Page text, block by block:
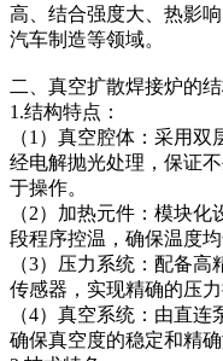
高、结合强度大、热影
汽车制造等领域。
二、真空扩散焊接炉的
1.结构特点：
（1）真空腔体：采用
经电解抛光处理，保证
于操作。
（2）加热元件：模块
段程序控温，确保温度均
（3）压力系统：配备
传感器，实现精确的压力
（4）真空系统：由直
确保真空度的稳定和精确